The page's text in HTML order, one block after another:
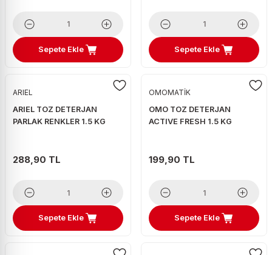
Sepete Ekle Sepete Ekle
ARIEL
ARIEL TOZ DETERJAN
PARLAK RENKLER 1.5 KG
288,90 TL
Sepete Ekle
OMOMATİK
OMO TOZ DETERJAN
ACTIVE FRESH 1.5 KG
199,90 TL
Sepete Ekle